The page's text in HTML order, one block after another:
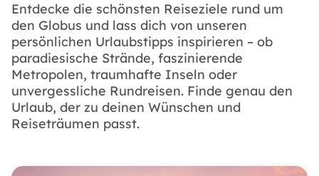
Entdecke die schönsten Reiseziele rund um
den Globus und lass dich von unseren
persönlichen Urlaubstipps inspirieren – ob
paradiesische Strände, faszinierende
Metropolen, traumhafte Inseln oder
unvergessliche Rundreisen. Finde genau den
Urlaub, der zu deinen Wünschen und
Reiseträumen passt.